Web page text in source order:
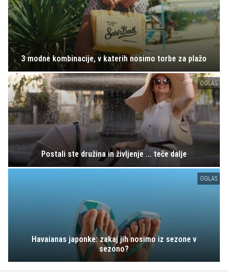
3 modne kombinacije, v katerih nosimo torbe za plažo
OGLAS
Postali ste družina in življenje ... teče dalje
OGLAS
Havaianas japonke: zakaj jih nosimo iz sezone v
sezono?